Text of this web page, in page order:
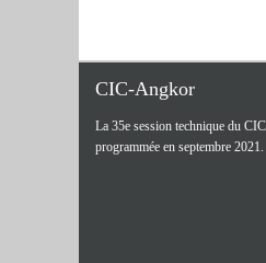
CIC-Angkor
La 35e session technique du
programmée en septembre 2021.